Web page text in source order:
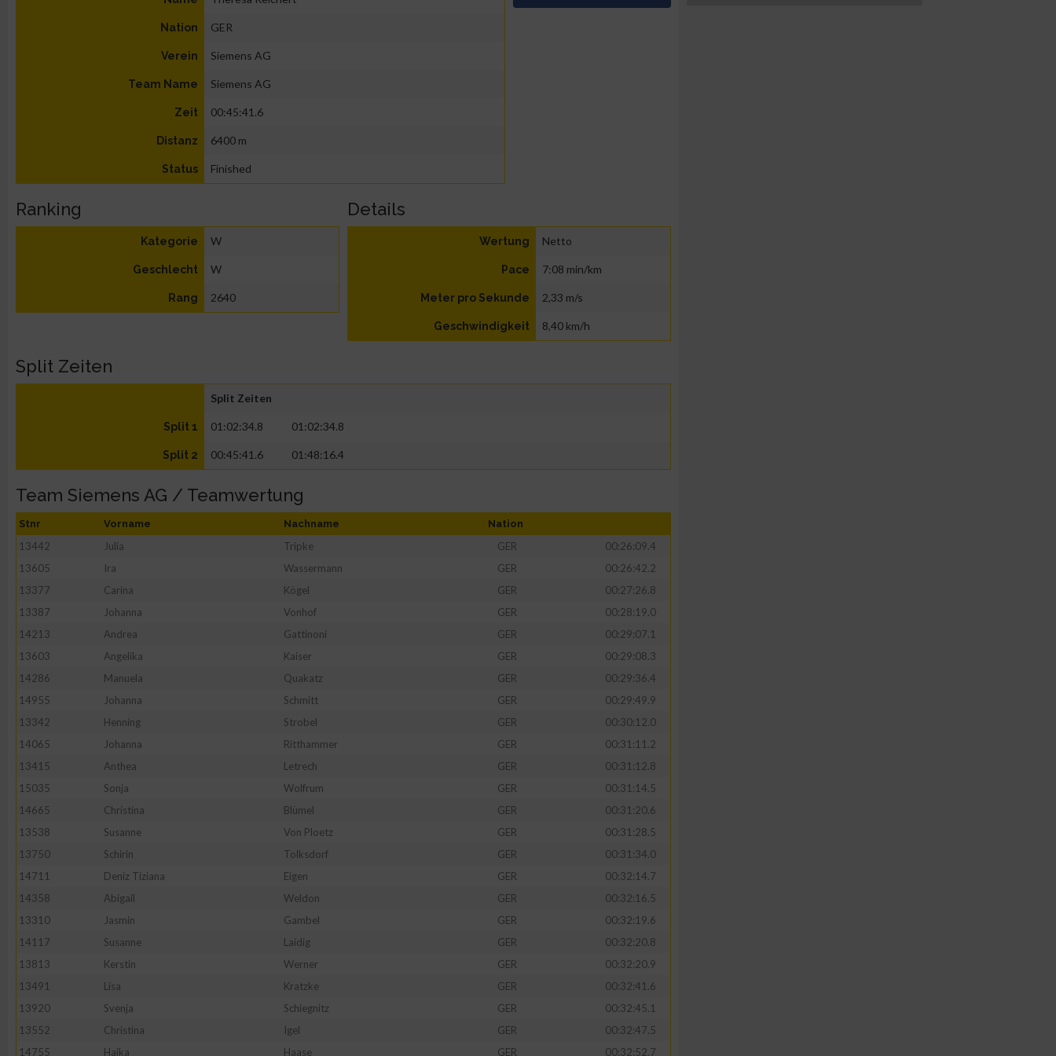
Nation GER
Verein Siemens AG
Team Name Siemens AG
Zeit 00:45:41.6
Distanz 6400 m
Status Finished
Ranking
Kategorie W
Geschlecht W
Rang 2640
Details
Wertung Netto
Pace 7:08 min/km
Meter pro Sekunde 2,33 m/s
Geschwindigkeit 8,40 km/h
Split Zeiten
Split Zeiten
Split 1 01:02:34.8 01:02:34.8
Split 2 00:45:41.6 01:48:16.4
Team Siemens AG / Teamwertung
Stnr Vorname Nachname Nation
13442 Julia Tripke GER
00:26:09.4
13605
Ira Wassermann GER
00:26:42.2
13377
Carina Kögel GER
00:27:26.8
13387
Johanna Vonhof GER
00:28:19.0
14213
Andrea Gattinoni GER
00:29:07.1
13603
Angelika Kaiser GER
00:29:08.3
14286
Manuela Quakatz GER
00:29:36.4
14955
Johanna Schmitt GER
00:29:49.9
13342
Henning Strobel GER
00:30:12.0
14065
Johanna Ritthammer GER
00:31:11.2
13415
Anthea Letrech GER
00:31:12.8
15035
Sonja Wolfrum GER
00:31:14.5
14665
Christina Blümel GER
00:31:20.6
13538
Susanne Von Ploetz GER
00:31:28.5
13750
Schirin Tolksdorf GER
00:31:34.0
14711
Deniz Tiziana Eigen GER
00:32:14.7
14358
Abigail Weldon GER
00:32:16.5
13310
Jasmin Gambel GER
00:32:19.6
14117
Susanne Laidig GER
00:32:20.8
13813
Kerstin Werner GER
00:32:20.9
13491
Lisa Kratzke GER
00:32:41.6
13920
Svenja Schiegnitz GER
00:32:45.1
13552
Christina Igel GER
00:32:47.5
14755
Haika Haase GER
00:32:52.7